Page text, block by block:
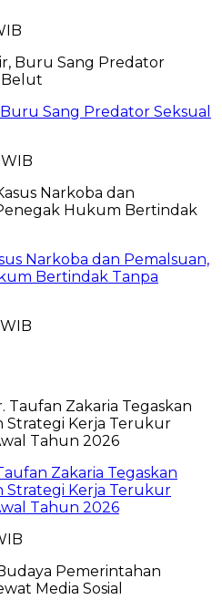
Sang Predator Seksual
Narkoba dan Pemalsuan,
Bertindak Tanpa
Zakaria Tegaskan
Strategi Kerja Terukur
Tahun 2026